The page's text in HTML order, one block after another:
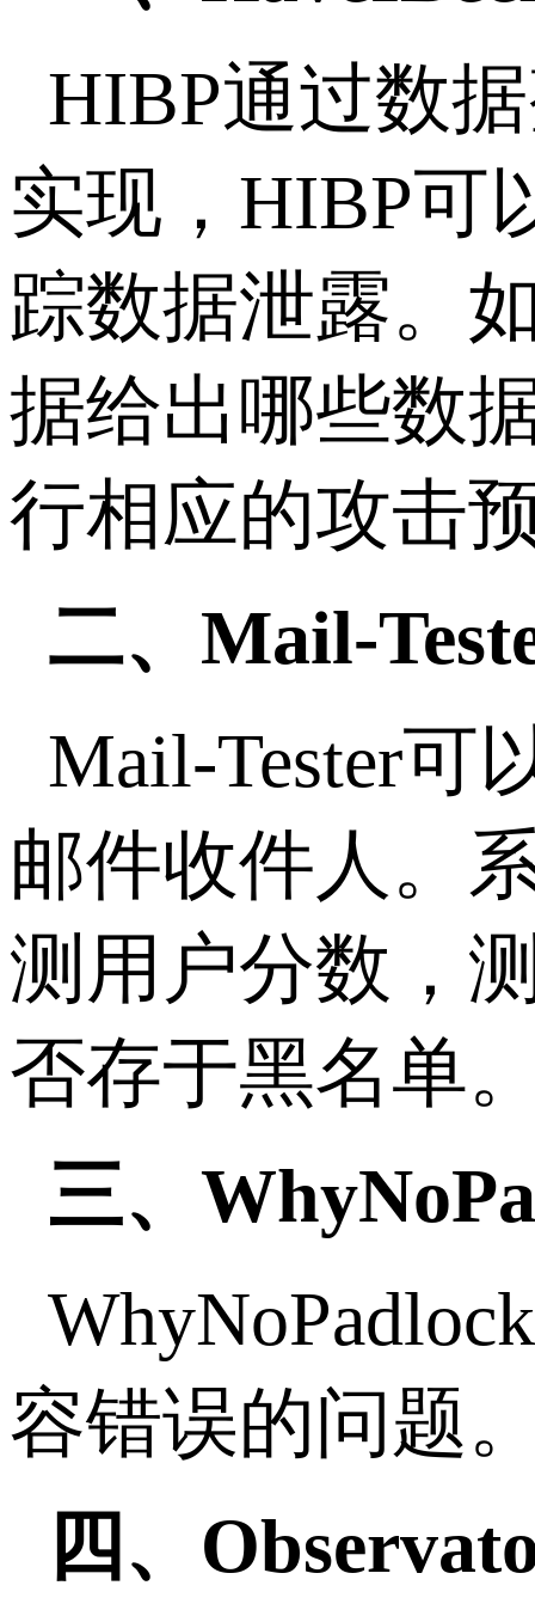
HIBP通过数
实现，HIBP可
踪数据泄露。
据给出哪些数
行相应的攻击
二、Mail-
Mail-Tester可
邮件收件人。
测用户分数，
否存于黑名单
三、
容错误的问题
四、